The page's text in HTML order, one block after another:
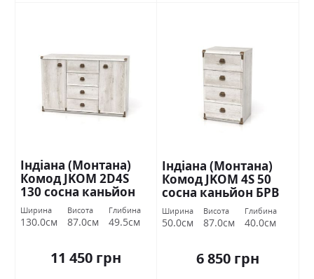
Індіана (Монтана)
Комод JKOM 2D4S
130 сосна каньйон
БРВ Україна
Ширина
130.0см
Висота
87.0см
Глибина
49.5см
11 450 грн
Індіана (Монтана)
Комод JKOM 4S 50
сосна каньйон БРВ
Україна
Ширина
50.0см
Висота
87.0см
Глибина
40.0см
6 850 грн